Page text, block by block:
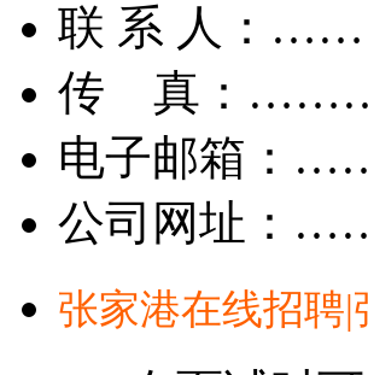
联 系 人：
传 真：
电子邮箱
公司网址
张家港在线招聘